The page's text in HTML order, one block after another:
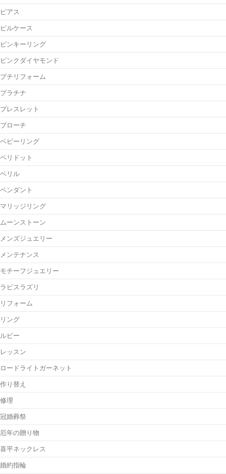
ピアス
ピルケース
ピンキーリング
ピンクダイヤモンド
プチリフォーム
プラチナ
ブレスレット
ブローチ
ベビーリング
ペリドット
ベリル
ペンダント
マリッジリング
ムーンストーン
メンズジュエリー
メンテナンス
モチーフジュエリー
ラピスラズリ
リフォーム
リング
ルビー
レッスン
ロードライトガーネット
作り替え
修理
冠婚葬祭
厄年の贈り物
喜平ネックレス
婚約指輪